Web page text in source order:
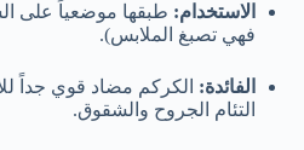
الاستخدام: طبقها موضعياً على
فهي تصبغ الملابس).
الفائدة: الكركم مضاد قوي جداً
التئام الجروح والشقوق.